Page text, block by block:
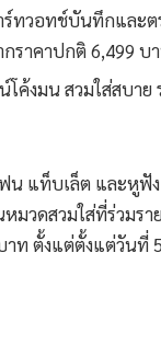
าร์ทวอทช์บันทึกแล
ราคาปกติ 6,499 บ
โค้งมน สวมใส่สบา
แท็บเล็ต และหูฟัง
วดสวมใส่ที่ร่วมรา
ท ตั้งแต่ตั้งแต่วันที่